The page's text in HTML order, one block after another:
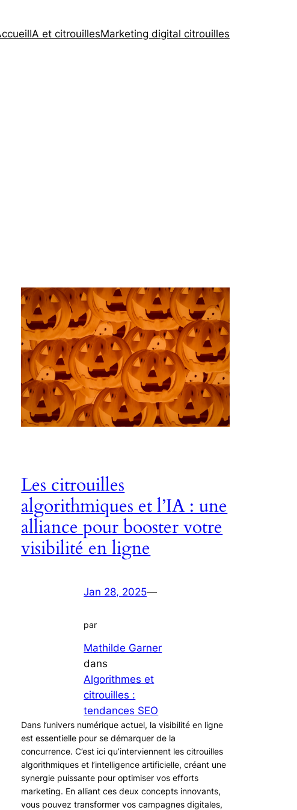
IA et citrouillesMarketing digital citrouilles
Les citrouilles
algorithmiques et l’IA : une
alliance pour booster votre
visibilité en ligne
Jan 28, 2025—
par
Mathilde Garner
dans
Algorithmes et
citrouilles :
tendances SEO
Dans l’univers numérique actuel, la visibilité en ligne
est essentielle pour se démarquer de la
concurrence. C’est ici qu’interviennent les citrouilles
algorithmiques et l’intelligence artificielle, créant une
synergie puissante pour optimiser vos efforts
marketing. En alliant ces deux concepts innovants,
vous pouvez transformer vos campagnes digitales,